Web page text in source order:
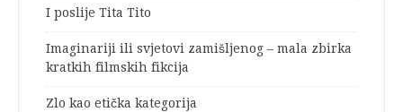
I poslije Tita Tito
Imaginariji ili svjetovi zamišljenog – mala zbirka
kratkih filmskih fikcija
Zlo kao etička kategorija